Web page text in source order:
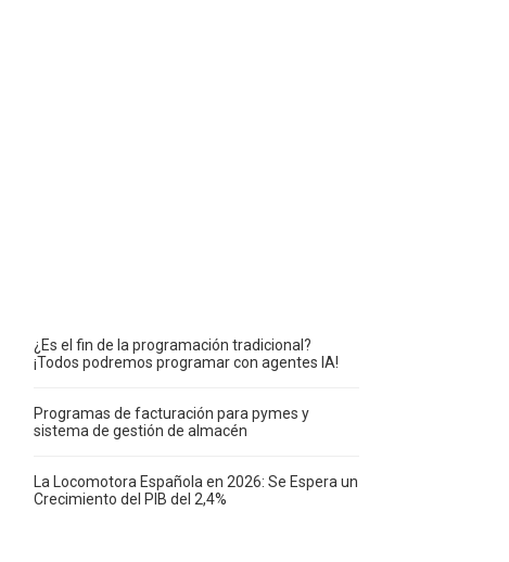
¿Es el fin de la programación tradicional?
¡Todos podremos programar con agentes IA!
Programas de facturación para pymes y
sistema de gestión de almacén
La Locomotora Española en 2026: Se Espera un
Crecimiento del PIB del 2,4%